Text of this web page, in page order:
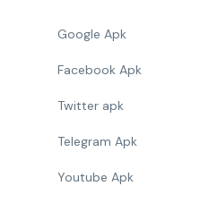
Google Apk
Facebook Apk
Twitter apk
Telegram Apk
Youtube Apk